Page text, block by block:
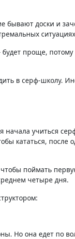
бывают доски и
в серф-школу.
учиться
кататься, после
поймать
четыре дня.
Но она едет по